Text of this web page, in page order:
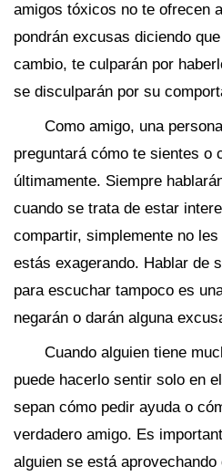
amigos tóxicos no te ofrecen
pondrán excusas diciendo
cambio, te culparán por
se disculparán por su
Como amigo, una
preguntará cómo te sientes o
últimamente. Siempre
cuando se trata de estar
compartir, simplemente no
estás exagerando. Hablar de
para escuchar tampoco es
negarán o darán alguna
Cuando alguien tiene
puede hacerlo sentir solo en
sepan cómo pedir ayuda o
verdadero amigo. Es
alguien se está